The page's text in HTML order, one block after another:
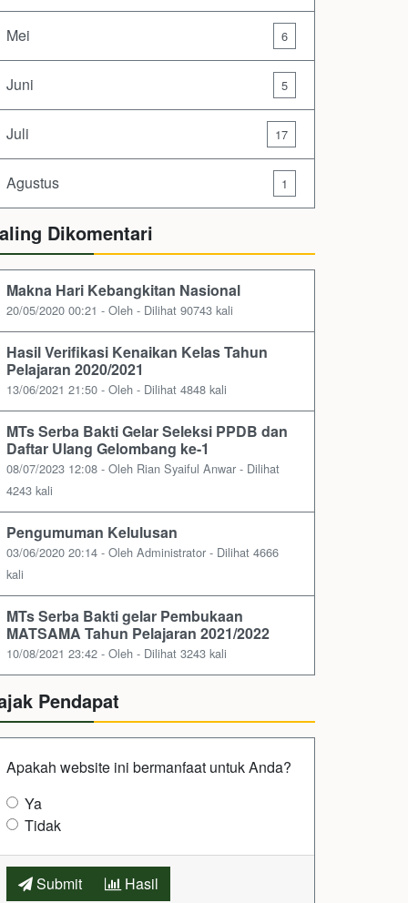
Mei 6
Juni 5
Juli 17
Agustus 1
Dikomentari
Makna Hari Kebangkitan Nasional
20/05/2020 00:21 - Oleh - Dilihat 90743 kali
Hasil Verifikasi Kenaikan Kelas Tahun
Pelajaran 2020/2021
13/06/2021 21:50 - Oleh - Dilihat 4848 kali
MTs Serba Bakti Gelar Seleksi PPDB dan
Daftar Ulang Gelombang ke-1
08/07/2023 12:08 - Oleh Rian Syaiful Anwar - Dilihat
4243 kali
Pengumuman Kelulusan
03/06/2020 20:14 - Oleh Administrator - Dilihat 4666
kali
MTs Serba Bakti gelar Pembukaan
MATSAMA Tahun Pelajaran 2021/2022
10/08/2021 23:42 - Oleh - Dilihat 3243 kali
Pendapat
Apakah website ini bermanfaat untuk Anda?
Ya
Tidak
Submit Hasil